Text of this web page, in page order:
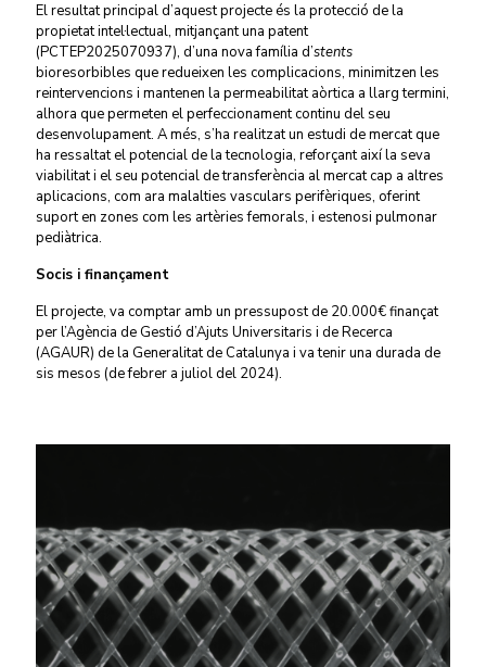
El resultat principal d’aquest projecte és la protecció de la
propietat intel·lectual, mitjançant una patent
(PCTEP2025070937), d’una nova família d’stents
bioresorbibles que redueixen les complicacions, minimitzen les
reintervencions i mantenen la permeabilitat aòrtica a llarg termini,
alhora que permeten el perfeccionament continu del seu
desenvolupament. A més, s’ha realitzat un estudi de mercat que
ha ressaltat el potencial de la tecnologia, reforçant així la seva
viabilitat i el seu potencial de transferència al mercat cap a altres
aplicacions, com ara malalties vasculars perifèriques, oferint
suport en zones com les artèries femorals, i estenosi pulmonar
pediàtrica.
Socis i finançament
El projecte, va comptar amb un pressupost de 20.000€ finançat
per l’Agència de Gestió d’Ajuts Universitaris i de Recerca
(AGAUR) de la Generalitat de Catalunya i va tenir una durada de
sis mesos (de febrer a juliol del 2024).